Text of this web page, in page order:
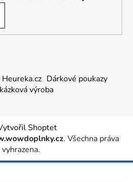
Dárkové poukazy
výroba
Shoptet
. Všechna práva
vyhrazena.